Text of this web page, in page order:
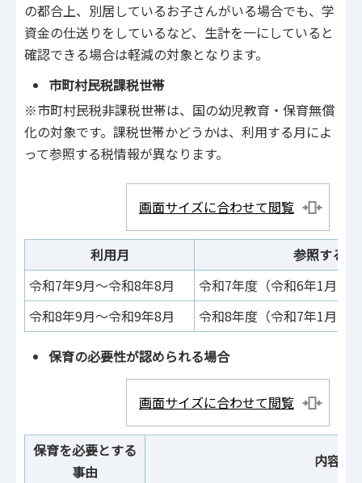
の都合上、別居しているお子さんがいる場合でも、学
資金の仕送りをしているなど、生計を一にしていると
確認できる場合は軽減の対象となります。
市町村民税課税世帯
※市町村民税非課税世帯は、国の幼児教育・保育無償
化の対象です。課税世帯かどうかは、利用する月によ
って参照する税情報が異なります。
画面サイズに合わせて閲覧
利用月
参照する
令和7年9月～令和8年8月
令和7年度（令和6年1月～
令和8年9月～令和9年8月
令和8年度（令和7年1月～
保育の必要性が認められる場合
画面サイズに合わせて閲覧
保育を必要とする
事由
内容